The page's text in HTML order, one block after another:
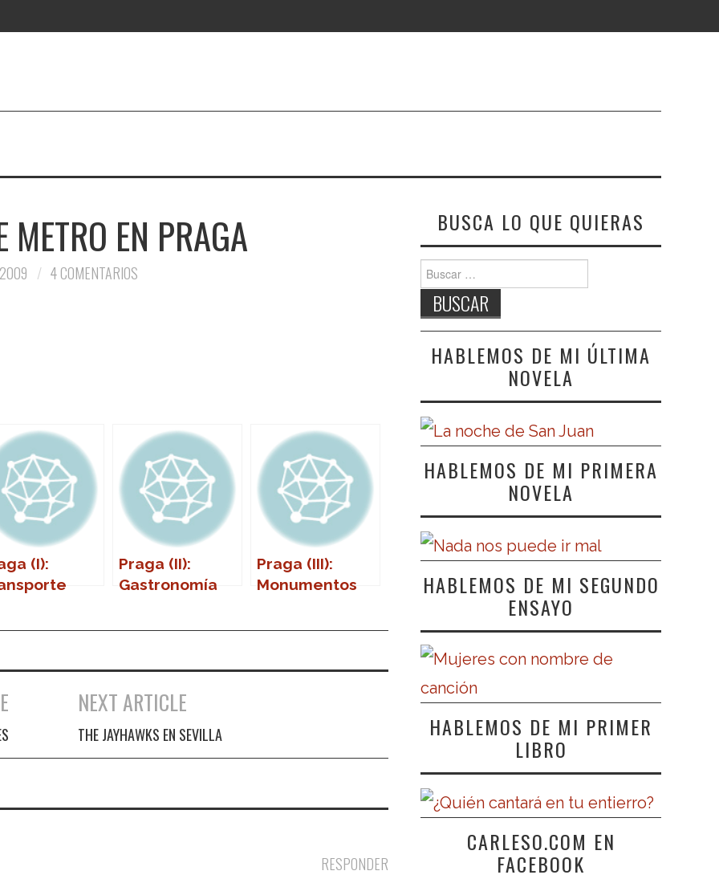
METRO EN PRAGA
4 COMENTARIOS
(I):
Praga (II):
Gastronomía
Praga (III):
Monumentos
NEXT ARTICLE
THE JAYHAWKS EN SEVILLA
RESPONDER
BUSCA LO QUE QUIERAS
Buscar:
HABLEMOS DE MI ÚLTIMA
NOVELA
HABLEMOS DE MI PRIMERA
NOVELA
HABLEMOS DE MI SEGUNDO
ENSAYO
HABLEMOS DE MI PRIMER
LIBRO
CARLESO.COM EN
FACEBOOK